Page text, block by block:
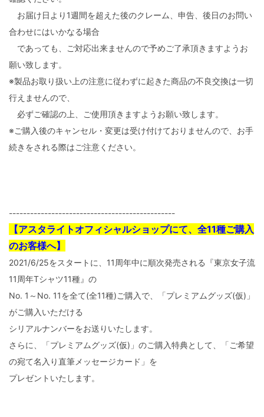
お届け日より1週間を超えた後のクレーム、申告、後日のお問い
合わせにはいかなる場合
であっても、ご対応出来ませんので予めご了承頂きますようお
願い致します。
※製品お取り扱い上の注意に従わずに起きた商品の不良交換は一切
行えませんので、
必ずご確認の上、ご使用頂きますようお願い致します。
※ご購入後のキャンセル・変更は受け付けておりませんので、お手
続きをされる際はご注意ください。
-----------------------------------------------
【アスタライトオフィシャルショップにて、全11種ご購入
のお客様へ】
2021/6/25をスタートに、11周年中に順次発売される『東京女子流
11周年Tシャツ11種』の
No. 1～No. 11を全て(全11種)ご購入で、「プレミアムグッズ(仮)」
がご購入いただける
シリアルナンバーをお送りいたします。
さらに、「プレミアムグッズ(仮)」のご購入特典として、「ご希望
の宛て名入り直筆メッセージカード」を
プレゼントいたします。